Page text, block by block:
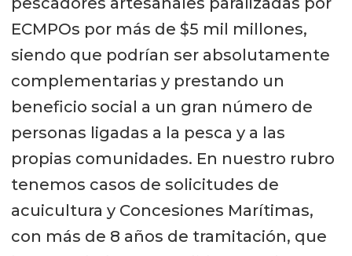
ECMPOs por más de $5 mil millones,
siendo que podrían ser absolutamente
complementarias y prestando un
beneficio social a un gran número de
personas ligadas a la pesca y a las
propias comunidades. En nuestro rubro
tenemos casos de solicitudes de
acuicultura y Concesiones Marítimas,
con más de 8 años de tramitación, que